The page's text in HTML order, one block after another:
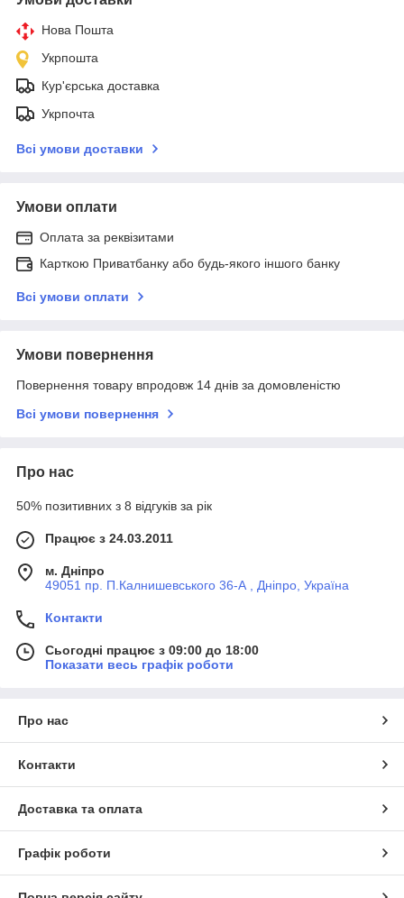
Нова Пошта
Укрпошта
Кур'єрська доставка
Укрпочта
Всі умови доставки
Умови оплати
Оплата за реквізитами
Карткою Приватбанку або будь-якого іншого банку
Всі умови оплати
Умови повернення
Повернення товару впродовж 14 днів за домовленістю
Всі умови повернення
Про нас
50% позитивних з 8 відгуків за рік
Працює з 24.03.2011
м. Дніпро
49051 пр. П.Калнишевського 36-А , Дніпро, Україна
Контакти
Сьогодні працює з 09:00 до 18:00
Показати весь графік роботи
Про нас
Контакти
Доставка та оплата
Графік роботи